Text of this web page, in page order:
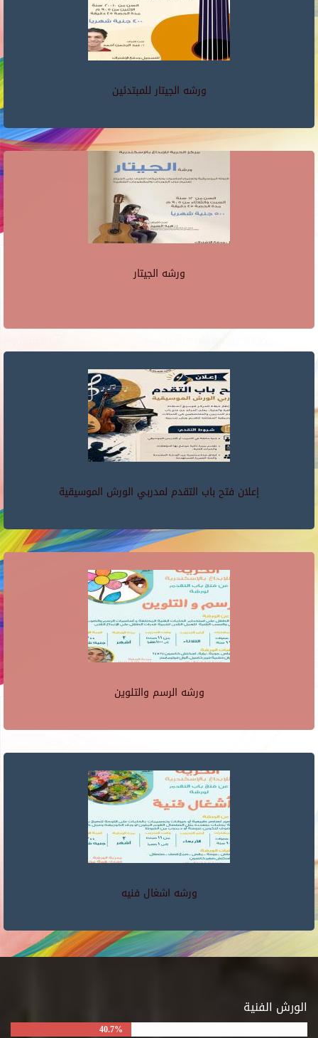
ورشه الجيتار للمبتدئين
ورشه الجيتار
إعلان فتح باب التقدم لمدربي الورش الموسيقية
ورشه الرسم والتلوين
ورشه اشغال فنيه
الورش الفنية
40.7%